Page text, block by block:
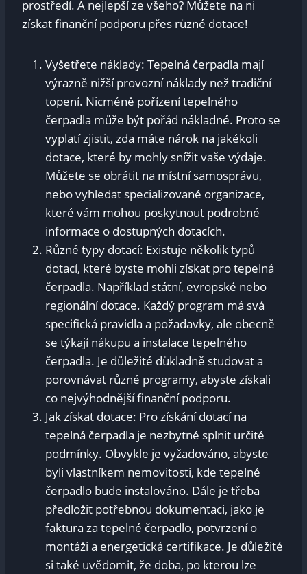
prostředí. A nejlepší ze všeho? Můžete na ni
získat finanční podporu přes různé dotace!
Vyšetřete náklady: Tepelná čerpadla mají
výrazně nižší provozní náklady než tradiční
topení. Nicméně pořízení tepelného
čerpadla může být pořád nákladné. Proto se
vyplatí zjistit, zda máte nárok na jakékoli
dotace, které by mohly snížit vaše výdaje.
Můžete se obrátit na místní samosprávu,
nebo vyhledat specializované organizace,
které vám mohou poskytnout podrobné
informace o dostupných dotacích.
Různé typy dotací: Existuje několik typů
dotací, které byste mohli získat pro tepelná
čerpadla. Například státní, evropské nebo
regionální dotace. Každý program má svá
specifická pravidla a požadavky, ale obecně
se týkají nákupu a instalace tepelného
čerpadla. Je důležité důkladně studovat a
porovnávat různé programy, abyste získali
co nejvýhodnější finanční podporu.
Jak získat dotace: Pro získání dotací na
tepelná čerpadla je nezbytné splnit určité
podmínky. Obvykle je vyžadováno, abyste
byli vlastníkem nemovitosti, kde tepelné
čerpadlo bude instalováno. Dále je třeba
předložit potřebnou dokumentaci, jako je
faktura za tepelné čerpadlo, potvrzení o
montáži a energetická certifikace. Je důležité
si také uvědomit, že doba, po kterou lze